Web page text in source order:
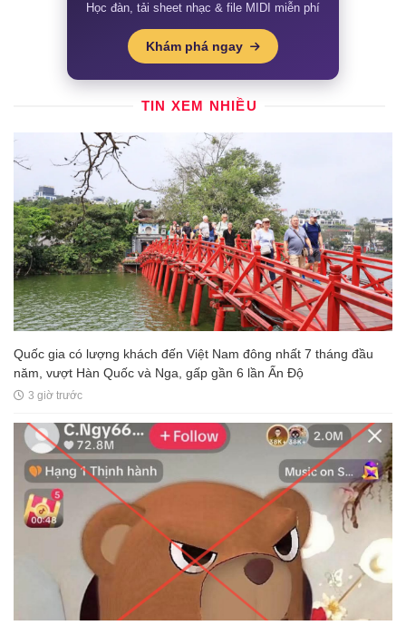
Học đàn, tải sheet nhạc & file MIDI miễn phí
Khám phá ngay
TIN XEM NHIỀU
Quốc gia có lượng khách đến Việt Nam đông nhất 7 tháng đầu
năm, vượt Hàn Quốc và Nga, gấp gần 6 lần Ấn Độ
3 giờ trước